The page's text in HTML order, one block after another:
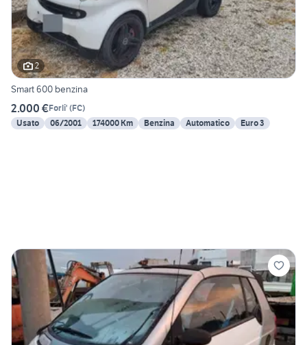
2
Smart 600 benzina
2.000 €Forli' (FC)
Usato
06/2001 174000 Km Benzina Automatico Euro 3